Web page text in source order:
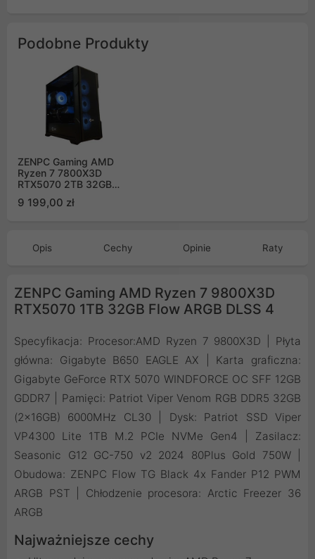
Podobne Produkty
ZENPC Gaming AMD
Ryzen 7 7800X3D
RTX5070 2TB 32GB
DLSS 4
9 199,00 zł
Opis Cechy Opinie Raty
ZENPC Gaming AMD Ryzen 7 9800X3D
RTX5070 1TB 32GB Flow ARGB DLSS 4
Specyfikacja: Procesor:AMD Ryzen 7 9800X3D | Płyta
główna: Gigabyte B650 EAGLE AX | Karta graficzna:
Gigabyte GeForce RTX 5070 WINDFORCE OC SFF 12GB
GDDR7 | Pamięci: Patriot Viper Venom RGB DDR5 32GB
(2x16GB) 6000MHz CL30 | Dysk: Patriot SSD Viper
VP4300 Lite 1TB M.2 PCIe NVMe Gen4 | Zasilacz:
Seasonic G12 GC-750 v2 2024 80Plus Gold 750W |
Obudowa: ZENPC Flow TG Black 4x Fander P12 PWM
ARGB PST | Chłodzenie procesora: Arctic Freezer 36
ARGB
Najważniejsze cechy